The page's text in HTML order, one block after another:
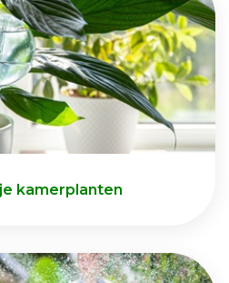
kamerplanten